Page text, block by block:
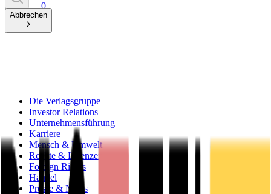
0
Abbrechen
Die Verlagsgruppe
Investor Relations
Unternehmensführung
Karriere
Mensch & Umwelt
Rechte & Lizenzen
Foreign Rights
Handel
Presse & News